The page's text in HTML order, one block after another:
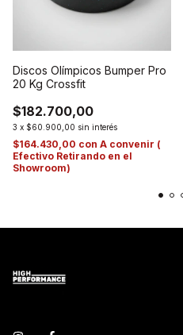
Discos Olímpicos Bumper Pro
20 Kg Crossfit
$182.700,00
3 x $60.900,00 sin interés
$164.430,00 con A convenir (
Efectivo Retirando en el
Showroom)